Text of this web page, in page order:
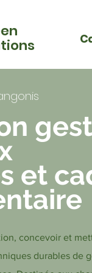
et
concevoir et
durables de